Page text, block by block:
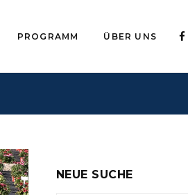
PROGRAMM ÜBER UNS
NEUE SUCHE